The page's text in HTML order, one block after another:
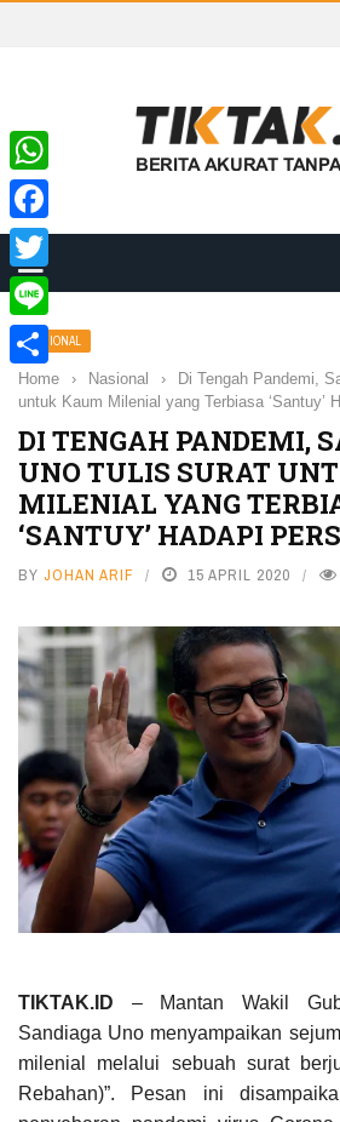
NASIONAL
Home › Nasional ›
Di Tengah Pandemi,
untuk Kaum Milenial yang Terbiasa ‘Santuy’
DI TENGAH PANDEMI,
UNO TULIS SURAT
MILENIAL YANG
‘SANTUY’ HADAPI
BY JOHAN ARIF 15 APRIL 2020
TIKTAK.ID – Mantan Wakil
Sandiaga Uno menyampaikan
milenial melalui sebuah surat
Rebahan)”. Pesan ini
WhatsApp
Facebook
Twitter
Line
Share